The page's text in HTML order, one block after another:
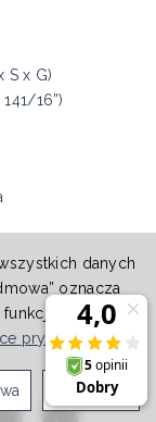
S x G)
16”)
danych
oznacza
prywatności.
Ustawienia